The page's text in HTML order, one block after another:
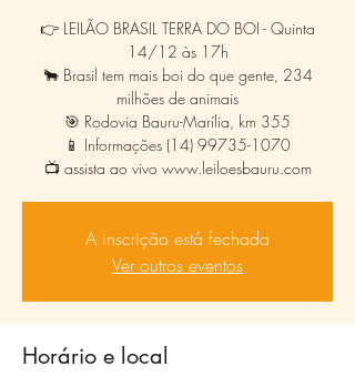
👉 LEILÃO BRASIL TERRA DO BOI - Quinta
14/12 às 17h
🐂 Brasil tem mais boi do que gente, 234
milhões de animais
🎯 Rodovia Bauru-Marília, km 355
📱 Informações (14) 99735-1070
📺 assista ao vivo www.leiloesbauru.com
A inscrição está fechada
Ver outros eventos
Horário e local